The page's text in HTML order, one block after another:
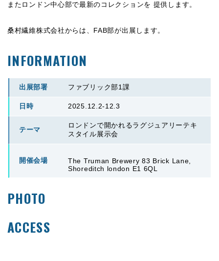
またロンドン中心部で最新のコレクションを 提供します。
桑村繊維株式会社からは、FAB部が出展します。
INFORMATION
出展部署 ファブリック部1課
日時 2025.12.2-12.3
テーマ
ロンドンで開かれるラグジュアリーテキ
スタイル展示会
開催会場
The Truman Brewery 83 Brick Lane,
Shoreditch london E1 6QL
PHOTO
ACCESS